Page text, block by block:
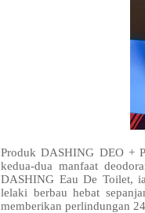
Produk DASHING DEO +
kedua-dua manfaat
DASHING Eau De Toilet,
lelaki berbau hebat
memberikan perlindungan